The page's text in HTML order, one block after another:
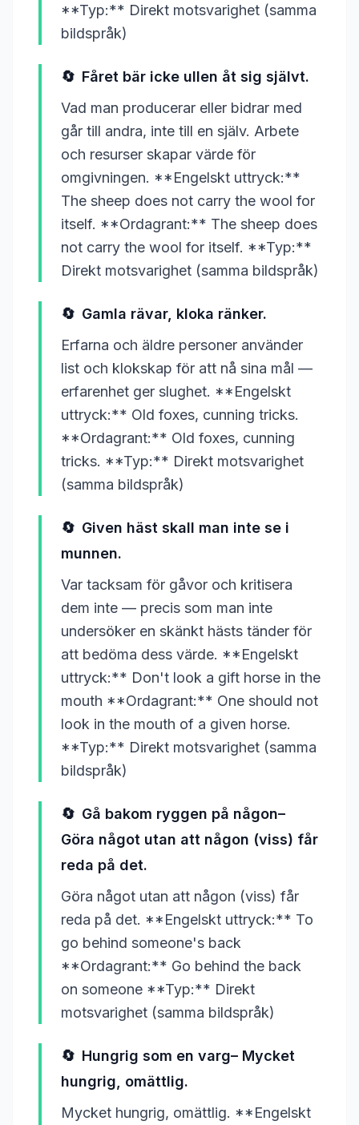
**Typ:** Direkt motsvarighet (samma
bildspråk)
🔄 Fåret bär icke ullen åt sig självt.
Vad man producerar eller bidrar med
går till andra, inte till en själv. Arbete
och resurser skapar värde för
omgivningen. **Engelskt uttryck:**
The sheep does not carry the wool for
itself. **Ordagrant:** The sheep does
not carry the wool for itself. **Typ:**
Direkt motsvarighet (samma bildspråk)
🔄 Gamla rävar, kloka ränker.
Erfarna och äldre personer använder
list och klokskap för att nå sina mål —
erfarenhet ger slughet. **Engelskt
uttryck:** Old foxes, cunning tricks.
**Ordagrant:** Old foxes, cunning
tricks. **Typ:** Direkt motsvarighet
(samma bildspråk)
🔄 Given häst skall man inte se i
munnen.
Var tacksam för gåvor och kritisera
dem inte — precis som man inte
undersöker en skänkt hästs tänder för
att bedöma dess värde. **Engelskt
uttryck:** Don't look a gift horse in the
mouth **Ordagrant:** One should not
look in the mouth of a given horse.
**Typ:** Direkt motsvarighet (samma
bildspråk)
🔄 Gå bakom ryggen på någon–
Göra något utan att någon (viss) får
reda på det.
Göra något utan att någon (viss) får
reda på det. **Engelskt uttryck:** To
go behind someone's back
**Ordagrant:** Go behind the back
on someone **Typ:** Direkt
motsvarighet (samma bildspråk)
🔄 Hungrig som en varg– Mycket
hungrig, omättlig.
Mycket hungrig, omättlig. **Engelskt